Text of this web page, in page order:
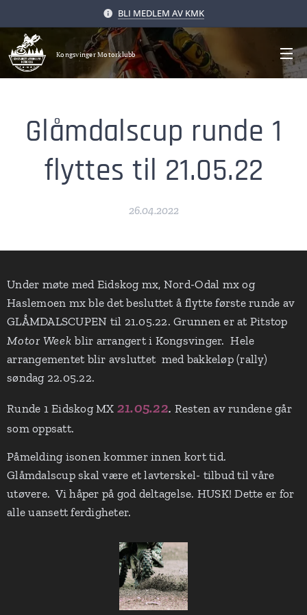
BLI MEDLEM AV KMK
Kongsvinger Motorklubb
Glåmdalscup runde 1
flyttes til 21.05.22
26.04.2022
Under møte med Eidskog mx, Nord-Odal mx og
Haslemoen mx ble det besluttet å flytte første runde av
GLÅMDALSCUPEN til 21.05.22. Grunnen er at Pitstop
Motor Weekblir arrangert i Kongsvinger. Hele
arrangementet blir avsluttet med bakkeløp (rally)
søndag 22.05.22.
Runde 1 Eidskog MX 21.05.22. Resten av rundene går
som oppsatt.
Påmelding isonen kommer innen kort tid.
Glåmdalscup skal være et lavterskel- tilbud til våre
utøvere. Vi håper på god deltagelse. HUSK! Dette er for
alle uansett ferdigheter.